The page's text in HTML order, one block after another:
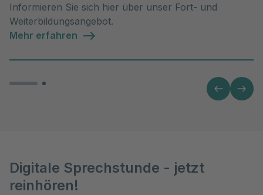
Informieren Sie sich hier über unser Fort- und
Weiterbildungsangebot.
Mehr erfahren
Digitale Sprechstunde - jetzt
reinhören!